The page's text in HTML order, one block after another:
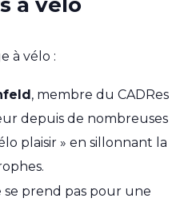
à vélo :
, membre du CADRes
depuis de nombreuses
plaisir » en sillonnant la
se prend pas pour une